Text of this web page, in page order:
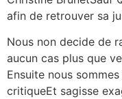
afin de retrouver sa
Nous non decide de
aucun cas plus que
Ensuite nous
critiqueEt sagisse